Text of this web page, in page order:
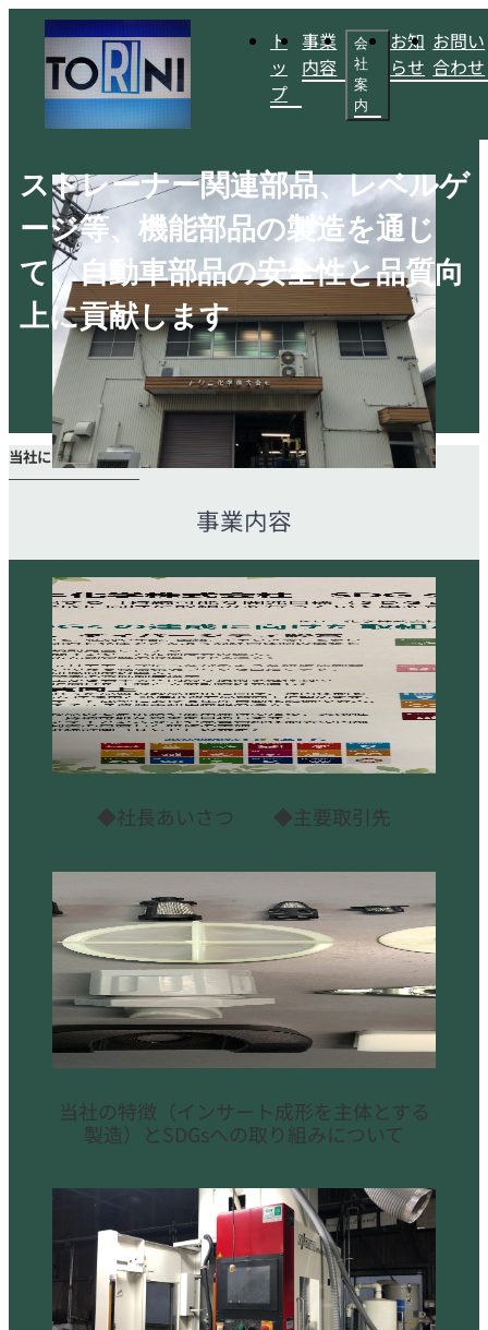
ト
ッ
プ
事業
内容
会
社
案
内
お知
らせ
お問い
合わせ
ストレーナー関連部品、レベルゲ
ージ等、機能部品の製造を通じ
て、自動車部品の安全性と品質向
上に貢献します
当社について
事業内容
◆社長あいさつ ◆主要取引先
当社の特徴（インサート成形を主体とする
製造）とSDGsへの取り組みについて